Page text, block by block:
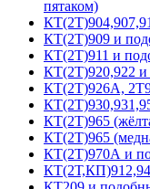
пятаком)
КТ(2Т)909 и
КТ(2Т)911 и
КТ(2Т)920,922 и
КТ(2Т)926А,
КТ(2Т)965
КТ(2Т)965
КТ(2Т)970А и